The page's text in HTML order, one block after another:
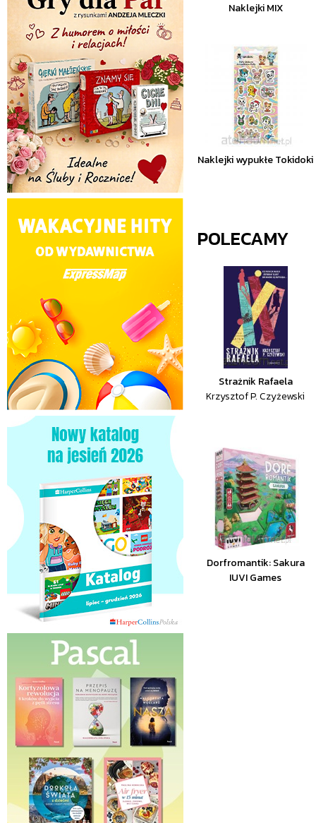
Naklejki MIX
Naklejki wypukłe Tokidoki
POLECAMY
Strażnik Rafaela
Krzysztof P. Czyżewski
Dorfromantik: Sakura
IUVI Games